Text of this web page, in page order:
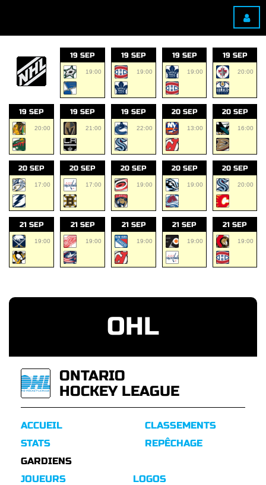
19 SEP
19:00
19 SEP
19:00
19 SEP
19:00
19 SEP
20:00
19 SEP
20:00
19 SEP
21:00
19 SEP
22:00
20 SEP
13:00
20 SEP
16:00
20 SEP
17:00
20 SEP
17:00
20 SEP
19:00
20 SEP
19:00
20 SEP
20:00
21 SEP
19:00
21 SEP
19:00
21 SEP
19:00
21 SEP
19:00
21 SEP
19:00
OHL
ONTARIO
HOCKEY LEAGUE
ACCUEIL
STATS
GARDIENS
CLASSEMENTS
REPÊCHAGE
JOUEURS
LOGOS